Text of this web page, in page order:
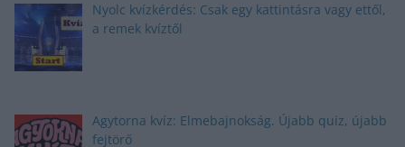
Nyolc kvízkérdés: Csak egy kattintásra vagy ettől,
a remek kvíztől
Agytorna kvíz: Elmebajnokság. Újabb quiz, újabb
fejtörő